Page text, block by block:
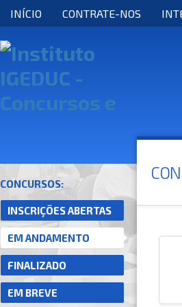
INÍCIO CONTRATE-NOS
CONCURSOS:
INSCRIÇÕES ABERTAS
EM ANDAMENTO
FINALIZADO
EM BREVE